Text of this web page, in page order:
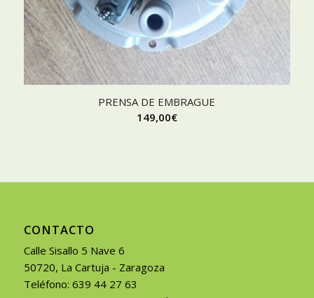
PRENSA DE EMBRAGUE
149,00€
CONTACTO
Calle Sisallo 5 Nave 6
50720, La Cartuja - Zaragoza
Teléfono: 639 44 27 63